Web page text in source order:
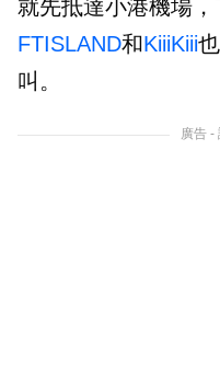
就先抵達小港機場，
FTISLAND和KiiiKiii
叫。
廣告 -